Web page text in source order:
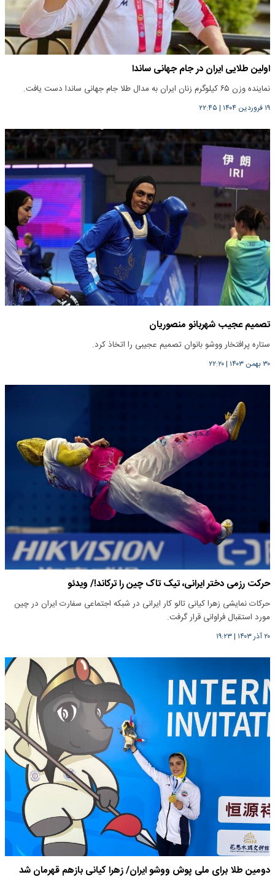
اولین طلایی ایران در جام جهانی ساندا
نماینده وزن ۶۵ کیلوگرم زنان ایران به مدال طلا جام جهانی ساندا دست یافت.
۱۹ فروردین ۱۴۰۴ | ۲۲:۴۵
تصمیم عجیب شهربانو منصوریان
ستاره پرافتخار ووشو بانوان تصمیم عجیبی را اتخاذ کرد.
۳۰ بهمن ۱۴۰۳ |۲۲:۲۰
حرکت رزمی دختر ایرانی، تیک تاک چین را ترکاند!/ ویدئو
حرکات نمایشی زهرا کیانی تالو کار ایرانی در شبکه اجتماعی سفارت ایران در چین
مورد استقبال فراوانی قرار گرفت.
۲۰ آذر ۱۴۰۳ |۱۹:۲۳
دومین طلا برای ملی پوش ووشو ایران/ زهرا کیانی بازهم قهرمان شد